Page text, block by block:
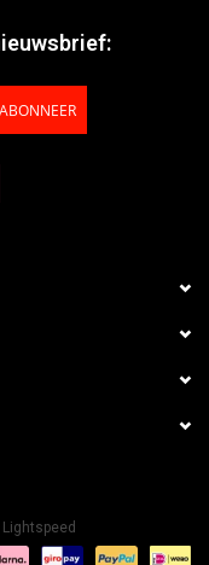
ABONNEER
Lightspeed